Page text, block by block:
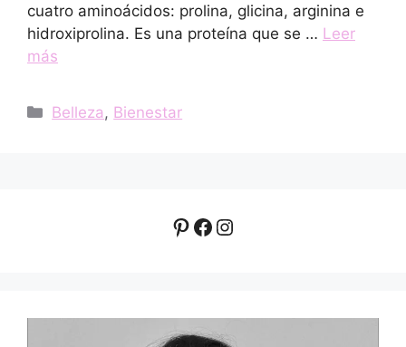
cuatro aminoácidos: prolina, glicina, arginina e
hidroxiprolina. Es una proteína que se … Leer
más
Categorías
Belleza , Bienestar
Pinterest
Facebook
Instagram